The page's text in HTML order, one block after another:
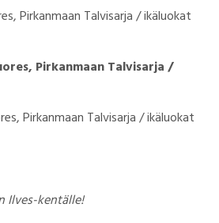
Pirkanmaan Talvisarja / ikäluokat
Pirkanmaan Talvisarja /
Pirkanmaan Talvisarja / ikäluokat
Ilves-kentälle!